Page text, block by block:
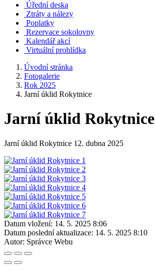
Úřední deska
Ztráty a nálezy
Poplatky
Rezervace sokolovny
Kalendář akcí
Virtuální prohlídka
Úvodní stránka
Fotogalerie
Rok 2025
Jarní úklid Rokytnice
Jarní úklid Rokytnice
Jarní úklid Rokytnice 12. dubna 2025
Datum vložení: 14. 5. 2025 8:06
Datum poslední aktualizace: 14. 5. 2025 8:10
Autor: Správce Webu